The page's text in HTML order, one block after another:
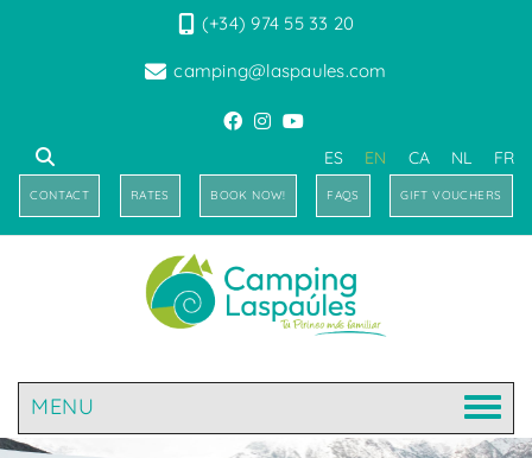
(+34) 974 55 33 20
camping@laspaules.com
ES EN CA NL FR
CONTACT RATES BOOK NOW! FAQS GIFT VOUCHERS
MENU